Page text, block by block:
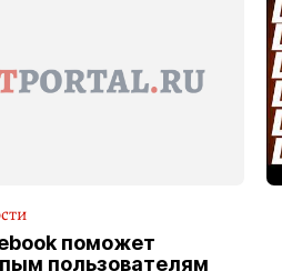
поможет
пользователям